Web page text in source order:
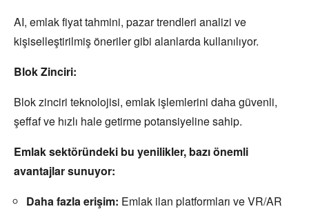
AI, emlak fiyat tahmini, pazar trendleri analizi ve
kişiselleştirilmiş öneriler gibi alanlarda kullanılıyor.
Blok Zinciri:
Blok zinciri teknolojisi, emlak işlemlerini daha güvenli,
şeffaf ve hızlı hale getirme potansiyeline sahip.
Emlak sektöründeki bu yenilikler, bazı önemli
avantajlar sunuyor:
Daha fazla erişim: Emlak ilan platformları ve VR/AR